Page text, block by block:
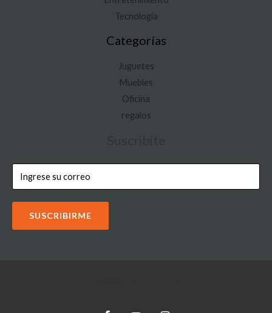
Tecnología
Categorías
Juguetes
Muebles
Oficina
regalos
SUSCRIBIRME